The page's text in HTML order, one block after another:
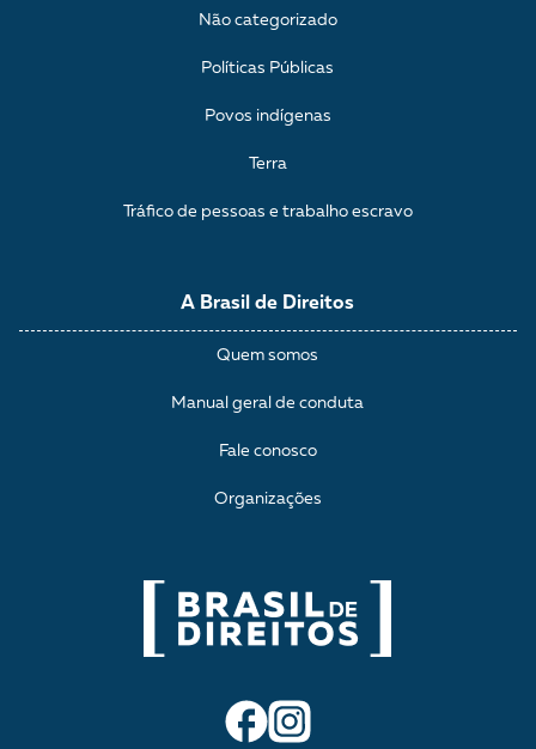
A Brasil de Direitos
Quem somos
Manual geral de conduta
Fale conosco
Organizações
Não categorizado
Políticas Públicas
Povos indígenas
Terra
Tráfico de pessoas e trabalho escravo